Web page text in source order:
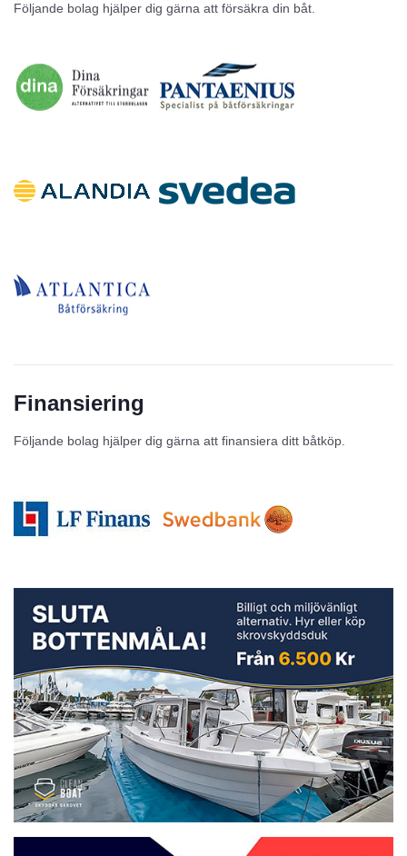
Följande bolag hjälper dig gärna att försäkra din båt.
Finansiering
Följande bolag hjälper dig gärna att finansiera ditt båtköp.